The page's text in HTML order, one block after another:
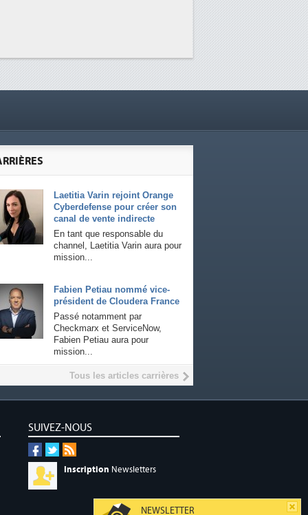
NEWSLETTER
Laetitia Varin rejoint Orange
Cyberdefense pour créer son
canal de vente indirecte
En tant que responsable du
channel, Laetitia Varin aura pour
mission...
Fabien Petiau nommé vice-
président de Cloudera France
Passé notamment par
Checkmarx et ServiceNow,
Fabien Petiau aura pour
mission...
Tous les articles carrières
SUIVEZ-NOUS
Inscription Newsletters